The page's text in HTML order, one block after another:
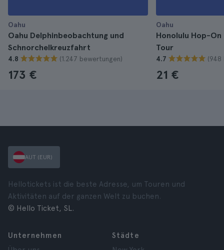
Oahu
Oahu Delphinbeobachtung und
Schnorchelkreuzfahrt
4.8 (1.247 bewertungen)
173 €
Oahu
Honolulu Hop-
Tour
4.7 (948
21 €
AUT (EUR)
Hellotickets ist die beste Adresse, um Touren und
Aktivitäten auf der ganzen Welt zu buchen.
© Hello Ticket, SL.
Unternehmen
Städte